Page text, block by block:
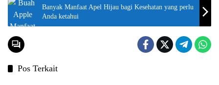
Banyak Manfaat Apel Hijau bagi Kesehatan yang perlu
Anda ketahui
Pos Terkait
Seni Budaya